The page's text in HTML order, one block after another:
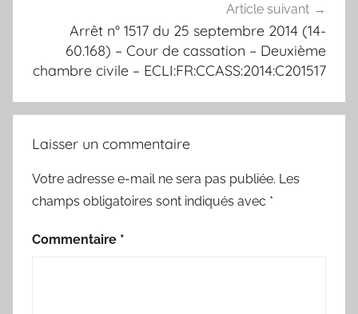
Article suivant
Arrêt n° 1517 du 25 septembre 2014 (14-
60.168) – Cour de cassation – Deuxième
chambre civile – ECLI:FR:CCASS:2014:C201517
Laisser un commentaire
Votre adresse e-mail ne sera pas publiée. Les
champs obligatoires sont indiqués avec *
Commentaire *